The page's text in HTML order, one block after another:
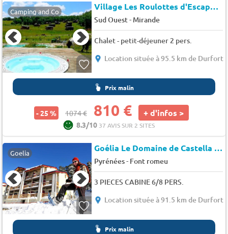
Camping and Co Village Les Roulottes d'Escapa
Sud Ouest- Mirande
Chalet - petit-déjeuner 2 pers.
Location située à 95.5 km de Durfort
Prix malin
- 25 % 1074 € 810 € + d'infos >
8.3/10 37 AVIS SUR 2 SITES
Goelia Goélia Le Domaine de Castella
Pyrénées- Font romeu
3 PIECES CABINE 6/8 PERS.
Location située à 91.5 km de Durfort
Prix malin